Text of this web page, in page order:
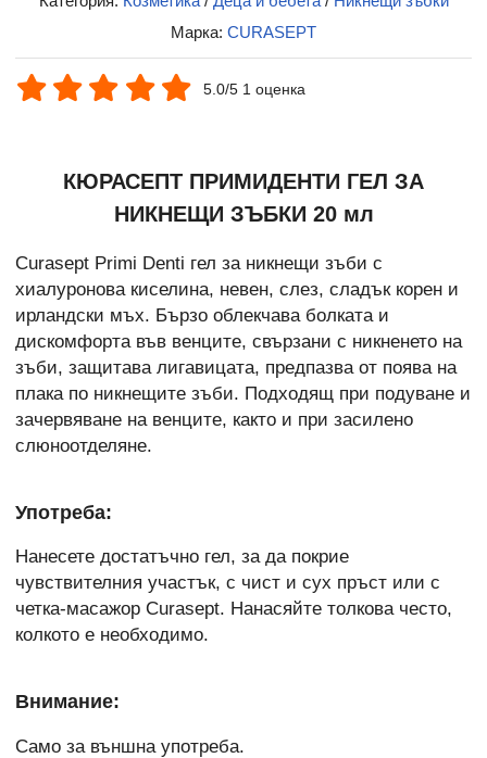
Марка: CURASEPT
5.0/5 1 оценка
КЮРАСЕПТ ПРИМИДЕНТИ ГЕЛ ЗА
НИКНЕЩИ ЗЪБКИ 20 мл
Curasept Primi Denti гел за никнещи зъби с
хиалуронова киселина, невен, слез, сладък корен и
ирландски мъх. Бързо облекчава болката и
дискомфорта във венците, свързани с никненето на
зъби, защитава лигавицата, предпазва от поява на
плака по никнещите зъби. Подходящ при подуване и
зачервяване на венците, както и при засилено
слюноотделяне.
Употреба:
Нанесете достатъчно гел, за да покрие
чувствителния участък, с чист и сух пръст или с
четка-масажор Curasept. Нанасяйте толкова често,
колкото е необходимо.
Внимание:
Само за външна употреба.